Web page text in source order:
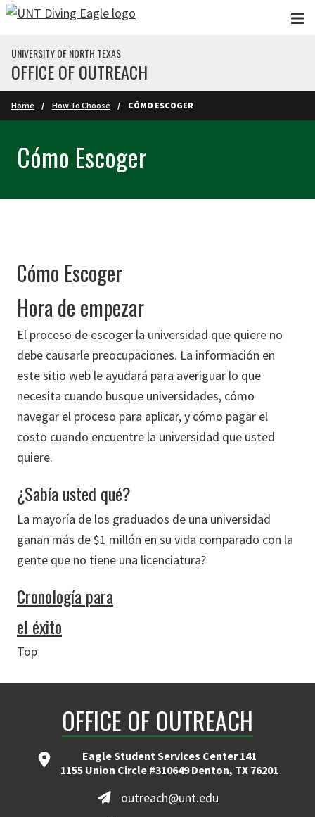
Skip to main content
UNIVERSITY OF NORTH TEXAS
OFFICE OF OUTREACH
Home How To Choose CÓMO ESCOGER
Cómo Escoger
Cómo Escoger
Hora de empezar
El proceso de escoger la universidad que quiere no
debe causarle preocupaciones. La información en
este sitio web le ayudará para averiguar lo que
necesita cuando busque universidades, cómo
navegar el proceso para aplicar, y cómo pagar el
costo cuando encuentre la universidad que usted
quiere.
¿Sabía usted qué?
La mayoría de los graduados de una universidad
ganan más de $1 millón en su vida comparado con la
gente que no tiene una licenciatura?
Cronología para
el éxito
Top
OFFICE OF OUTREACH
Eagle Student Services Center 141
1155 Union Circle #310649 Denton, TX 76201
outreach@unt.edu